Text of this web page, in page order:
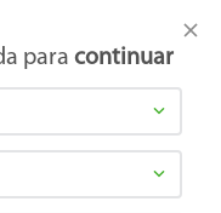
para continuar